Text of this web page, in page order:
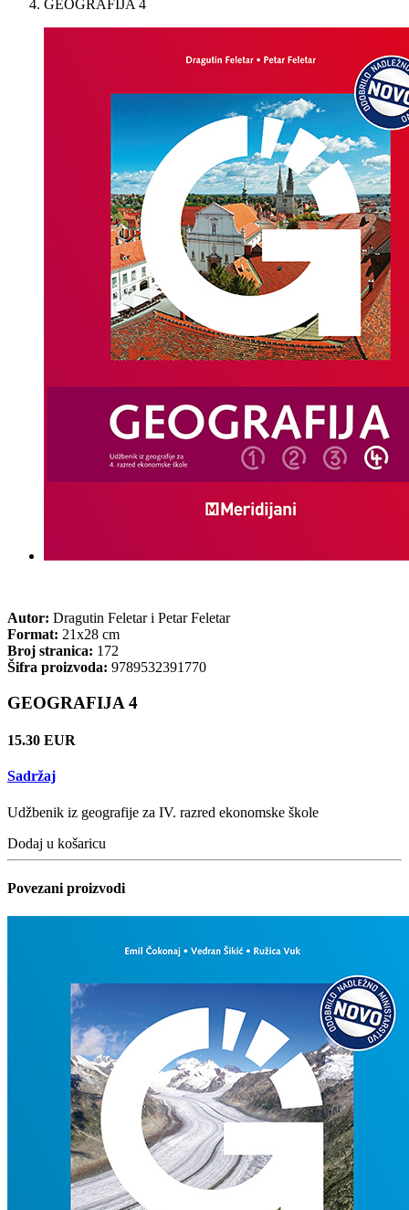
GEOGRAFIJA 4
Autor: Dragutin Feletar i Petar Feletar
Format: 21x28 cm
Broj stranica: 172
Šifra proizvoda: 9789532391770
GEOGRAFIJA 4
15.30 EUR
Sadržaj
Udžbenik iz geografije za IV. razred ekonomske škole
Dodaj u košaricu
Povezani proizvodi